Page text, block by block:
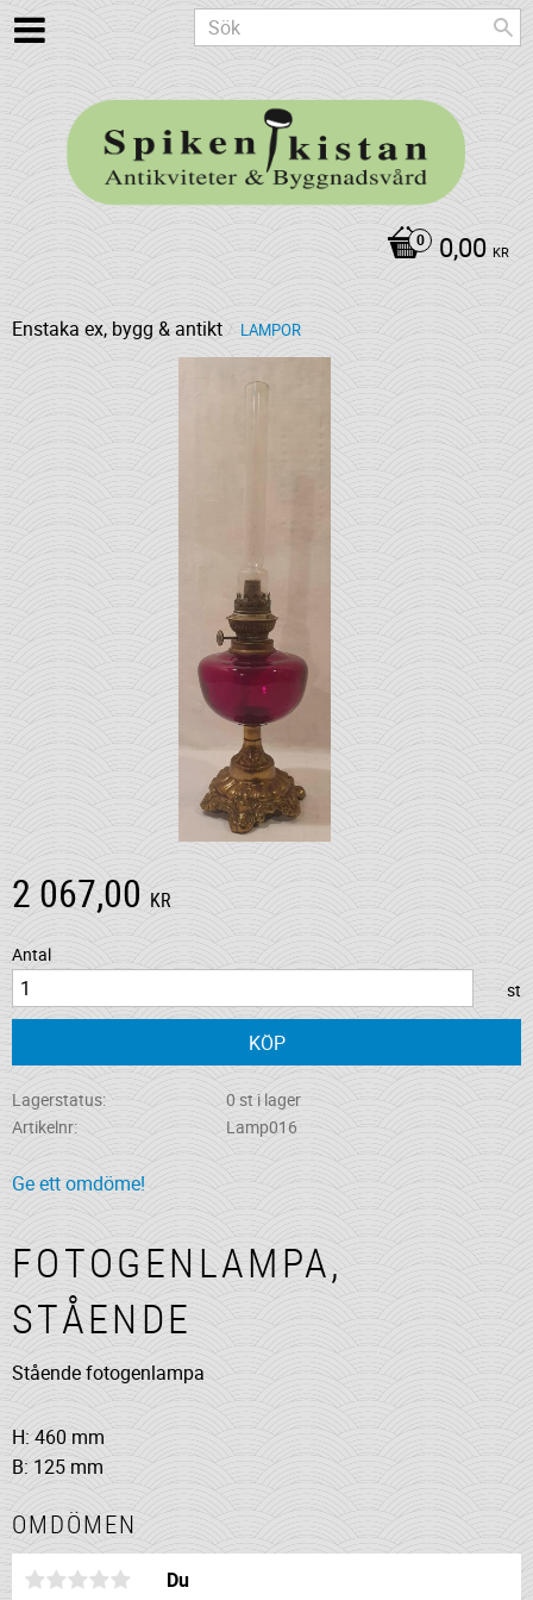
0,00 KR
Enstaka ex, bygg & antikt LAMPOR
2 067,00 KR
Antal
st
KÖP
Lagerstatus
0 st i lager
Artikelnr
Lamp016
Ge ett omdöme!
FOTOGENLAMPA,
STÅENDE
Stående fotogenlampa
H: 460 mm
B: 125 mm
OMDÖMEN
Du